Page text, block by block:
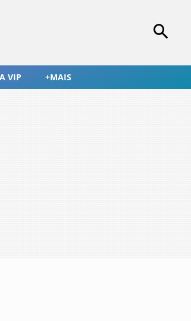
VIP +MAIS